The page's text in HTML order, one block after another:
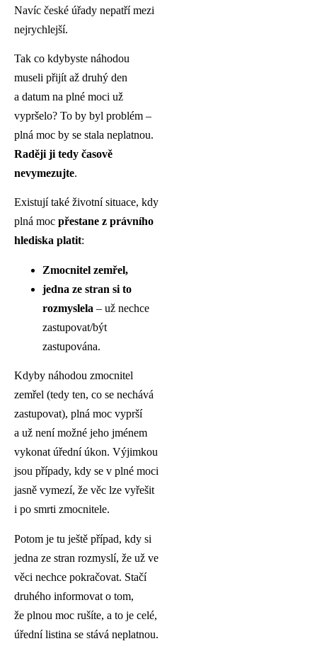
Navíc české úřady nepatří mezi
nejrychlejší.
Tak co kdybyste náhodou
museli přijít až druhý den
a datum na plné moci už
vypršelo? To by byl problém ­–
plná moc by se stala neplatnou.
Raději ji tedy časově
nevymezujte.
Existují také životní situace, kdy
plná moc přestane z právního
hlediska platit:
Zmocnitel zemřel,
jedna ze stran si to
rozmyslela – už nechce
zastupovat/být
zastupována.
Kdyby náhodou zmocnitel
zemřel (tedy ten, co se nechává
zastupovat), plná moc vyprší
a už není možné jeho jménem
vykonat úřední úkon. Výjimkou
jsou případy, kdy se v plné moci
jasně vymezí, že věc lze vyřešit
i po smrti zmocnitele.
Potom je tu ještě případ, kdy si
jedna ze stran rozmyslí, že už ve
věci nechce pokračovat. Stačí
druhého informovat o tom,
že plnou moc rušíte, a to je celé,
úřední listina se stává neplatnou.